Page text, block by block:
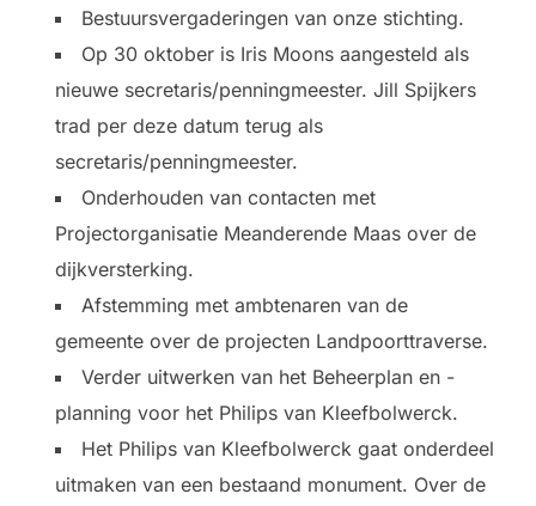
Bestuursvergaderingen van onze stichting.
Op 30 oktober is Iris Moons aangesteld als
nieuwe secretaris/penningmeester. Jill Spijkers
trad per deze datum terug als
secretaris/penningmeester.
Onderhouden van contacten met
Projectorganisatie Meanderende Maas over de
dijkversterking.
Afstemming met ambtenaren van de
gemeente over de projecten Landpoorttraverse.
Verder uitwerken van het Beheerplan en -
planning voor het Philips van Kleefbolwerck.
Het Philips van Kleefbolwerck gaat onderdeel
uitmaken van een bestaand monument. Over de